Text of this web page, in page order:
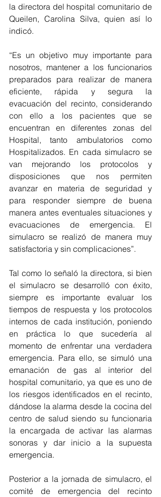
la directora del hospital comunitario de
Queilen, Carolina Silva, quien así lo
indicó.
“Es un objetivo muy importante para
nosotros, mantener a los funcionarios
preparados para realizar de manera
eficiente, rápida y segura la
evacuación del recinto, considerando
con ello a los pacientes que se
encuentran en diferentes zonas del
Hospital, tanto ambulatorios como
Hospitalizados. En cada simulacro se
van mejorando los protocolos y
disposiciones que nos permiten
avanzar en materia de seguridad y
para responder siempre de buena
manera antes eventuales situaciones y
evacuaciones de emergencia. El
simulacro se realizó de manera muy
satisfactoria y sin complicaciones”.
Tal como lo señaló la directora, si bien
el simulacro se desarrolló con éxito,
siempre es importante evaluar los
tiempos de respuesta y los protocolos
internos de cada institución, poniendo
en práctica lo que sucedería al
momento de enfrentar una verdadera
emergencia. Para ello, se simuló una
emanación de gas al interior del
hospital comunitario, ya que es uno de
los riesgos identificados en el recinto,
dándose la alarma desde la cocina del
centro de salud siendo su funcionaria
la encargada de activar las alarmas
sonoras y dar inicio a la supuesta
emergencia.
Posterior a la jornada de simulacro, el
comité de emergencia del recinto